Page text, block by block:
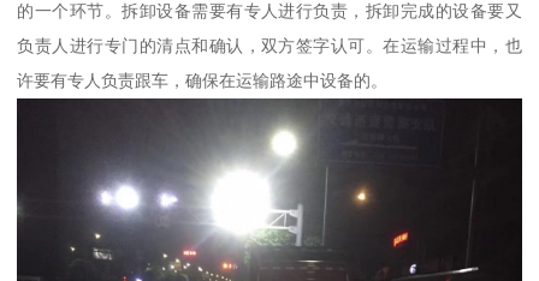
的一个环节。拆卸设备需要有专人进行负责，拆卸完成的设备要又
负责人进行专门的清点和确认，双方签字认可。在运输过程中，也
许要有专人负责跟车，确保在运输路途中设备的。